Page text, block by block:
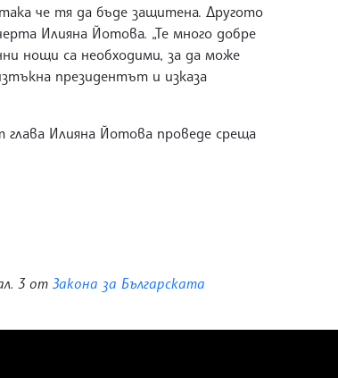
че тя да бъде защитена. Другото
Илияна Йотова. „Те много добре
нощи са необходими, за да може
президентът и изказа
Илияна Йотова проведе среща
3 от Закона за Българската